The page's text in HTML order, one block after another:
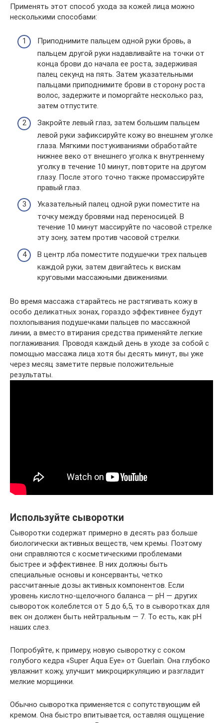
Применять этот способ ухода за кожей лица можно
несколькими способами:
Приподнимите пальцем одной руки бровь, а
пальцем другой руки надавливайте на точки от
конца брови до начала ее роста, задерживая
палец секунд на пять. Затем указательными
пальцами приподнимите брови в сторону роста
волос, задержите и поморгайте несколько раз,
затем отпустите.
Закройте левый глаз, затем большим пальцем
левой руки зафиксируйте кожу во внешнем уголке
глаза. Мягкими постукиваниями обработайте
нижнее веко от внешнего уголка к внутреннему
уголку в течение 10 минут, повторите на другом
глазу. После этого точно также промассируйте
правый глаз.
Указательный палец одной руки поместите на
точку между бровями над переносицей. В
течение 10 минут массируйте по часовой стрелке
эту зону, затем против часовой стрелки.
В центр лба поместите подушечки трех пальцев
каждой руки, затем двигайтесь к вискам
круговыми массажными движениями.
Во время массажа старайтесь не растягивать кожу в
особо деликатных зонах, гораздо эффективнее будут
похлопывания подушечками пальцев по массажной
линии, а вместо втирания средства применяйте легкие
поглаживания. Проводя каждый день в уходе за собой с
помощью массажа лица хотя бы десять минут, вы уже
через месяц заметите первые положительные
результаты.
Используйте сыворотки
Сыворотки содержат примерно в десять раз больше
биологически активных веществ, чем кремы. Поэтому
они справляются с косметическими проблемами
быстрее и эффективнее. В них должны быть
специальные основы и консерванты, четко
рассчитанные дозы активных компонентов. Если
уровень кислотно-щелочного баланса — pH — других
сывороток колеблется от 5 до 6,5, то в сыворотках для
век он должен быть нейтральным — 7. То есть, как pH
наших слез.
Попробуйте, к примеру, новую сыворотку с соком
голубого кедра «Super Aqua Eye» от Guerlain. Она глубоко
увлажнит кожу, улучшит микроциркуляцию и разгладит
мелкие морщинки.
Обычно сыворотка применяется с сопутствующим ей
кремом. Она быстро впитывается, оставляя ощущение